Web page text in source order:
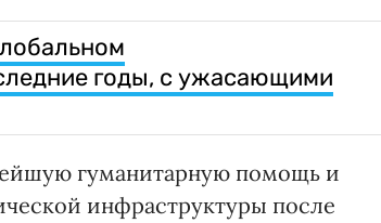
годы, с ужасающими
гуманитарную помощь и
инфраструктуры после